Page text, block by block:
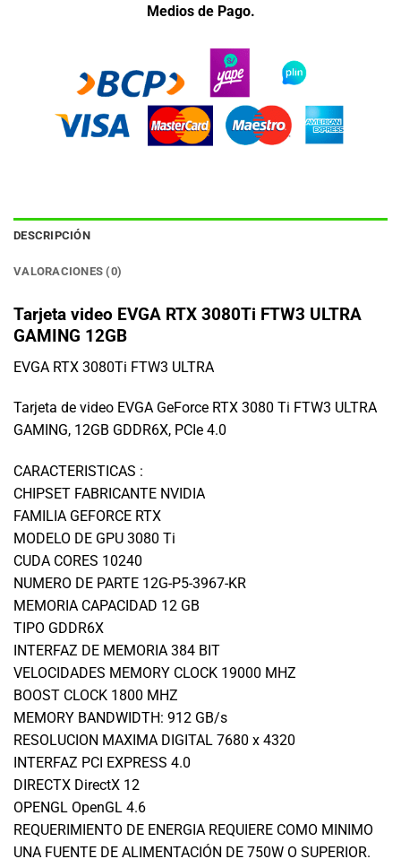
Medios de Pago.
DESCRIPCIÓN
VALORACIONES (0)
Tarjeta video EVGA RTX 3080Ti FTW3 ULTRA
GAMING 12GB
EVGA RTX 3080Ti FTW3 ULTRA
Tarjeta de video EVGA GeForce RTX 3080 Ti FTW3 ULTRA
GAMING, 12GB GDDR6X, PCIe 4.0
CARACTERISTICAS :
CHIPSET FABRICANTE NVIDIA
FAMILIA GEFORCE RTX
MODELO DE GPU 3080 Ti
CUDA CORES 10240
NUMERO DE PARTE 12G-P5-3967-KR
MEMORIA CAPACIDAD 12 GB
TIPO GDDR6X
INTERFAZ DE MEMORIA 384 BIT
VELOCIDADES MEMORY CLOCK 19000 MHZ
BOOST CLOCK 1800 MHZ
MEMORY BANDWIDTH: 912 GB/s
RESOLUCION MAXIMA DIGITAL 7680 x 4320
INTERFAZ PCI EXPRESS 4.0
DIRECTX DirectX 12
OPENGL OpenGL 4.6
REQUERIMIENTO DE ENERGIA REQUIERE COMO MINIMO
UNA FUENTE DE ALIMENTACIÓN DE 750W O SUPERIOR.